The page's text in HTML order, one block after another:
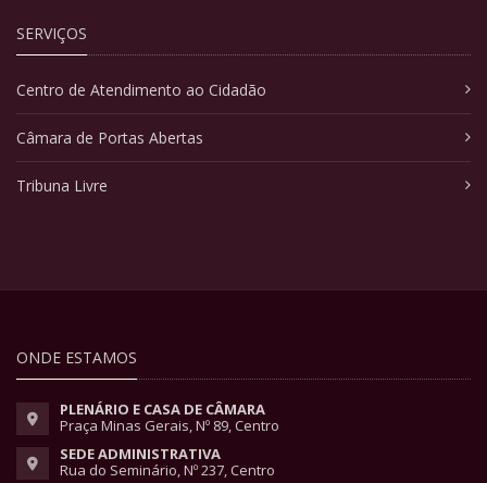
SERVIÇOS
Centro de Atendimento ao Cidadão
Câmara de Portas Abertas
Tribuna Livre
ONDE ESTAMOS
PLENÁRIO E CASA DE CÂMARA
Praça Minas Gerais, Nº 89, Centro
SEDE ADMINISTRATIVA
Rua do Seminário, Nº 237, Centro